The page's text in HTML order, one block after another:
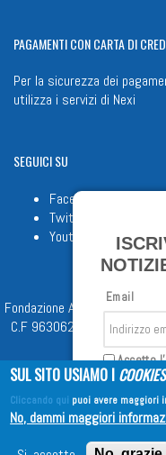
PAGAMENTICON CARTA DI
Per la sicurezza dei
utilizza i servizi di Nexi
SEGUICISU
Facebook
Twitter
Youtube
Fondazione Apostolicam
C.F 96306220581 - REA
Copyright © 2026
Email
Accetto l'
SUL SITO USIAMO I
Cliccando qui puoi avere maggiori
No, dammi maggiori